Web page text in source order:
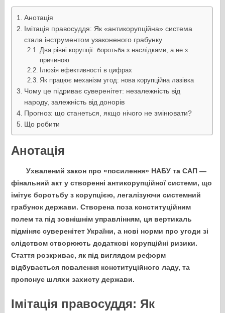
Анотація
Імітація правосуддя: Як «антикорупційна» система
стала інструментом узаконеного грабунку
Два рівні корупції: боротьба з наслідками, а не з
причиною
Ілюзія ефективності в цифрах
Як працює механізм угод: нова корупційна лазівка
Чому це підриває суверенітет: незалежність від
народу, залежність від донорів
Прогноз: що станеться, якщо нічого не змінювати?
Що робити
Анотація
Ухвалений закон про «посилення» НАБУ та САП —
фінальний акт у створенні антикорупційної системи, що
імітує боротьбу з корупцією, легалізуючи системний
грабунок держави. Створена поза конституційним
полем та під зовнішнім управлінням, ця вертикаль
підміняє суверенітет України, а нові норми про угоди зі
слідством створюють додаткові корупційні ризики.
Стаття розкриває, як під виглядом реформ
відбувається повалення конституційного ладу, та
пропонує шляхи захисту держави.
Імітація правосуддя: Як